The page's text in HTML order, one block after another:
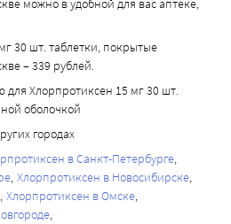
тозная мальабсорбция,
можно в удобной для вас аптеке,
30 шт. таблетки, покрытые
– 339 рублей.
Хлорпротиксен 15 мг 30 шт.
оболочкой
городах
в Санкт-Петербурге
Хлорпротиксен в Новосибирске
Хлорпротиксен в Омске